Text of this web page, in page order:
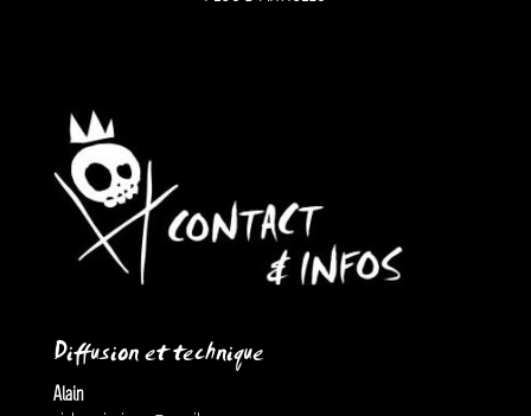
Diffusion et technique
Alain